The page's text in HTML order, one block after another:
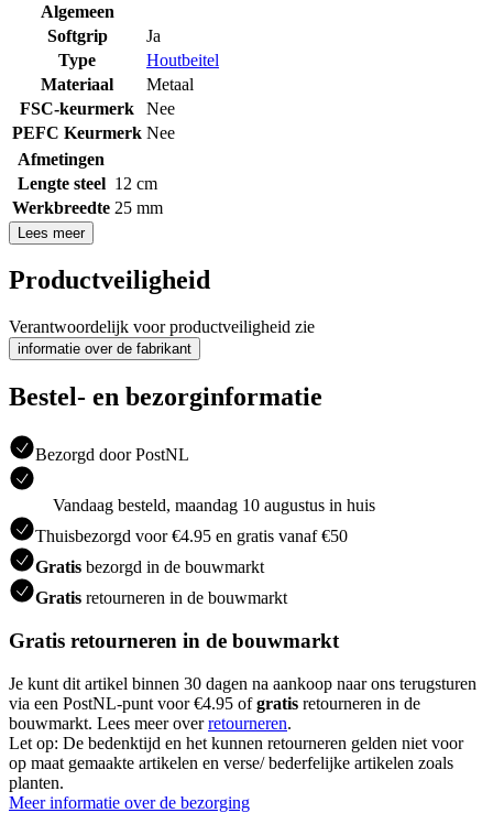
Algemeen
Softgrip
Ja
Type
Houtbeitel
Materiaal
Metaal
FSC-keurmerk
Nee
PEFC Keurmerk Nee
Afmetingen
Lengte steel 12 cm
Werkbreedte 25 mm
Lees meer
Productveiligheid
Verantwoordelijk voor productveiligheid zie
informatie over de fabrikant
Bestel- en bezorginformatie
Bezorgd door PostNL
Vandaag besteld, maandag 10 augustus in huis
Thuisbezorgd voor €4.95 en gratis vanaf €50
Gratis bezorgd in de bouwmarkt
Gratis retourneren in de bouwmarkt
Gratis retourneren in de bouwmarkt
Je kunt dit artikel binnen 30 dagen na aankoop naar ons terugsturen
via een PostNL-punt voor €4.95 ofgratis retourneren in de
bouwmarkt. Lees meer overretourneren.
Let op: De bedenktijd en het kunnen retourneren gelden niet voor
op maat gemaakte artikelen en verse/ bederfelijke artikelen zoals
planten.
Meer informatie over de bezorging